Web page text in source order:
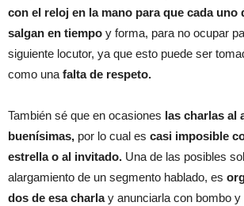
con el reloj en la mano para que cada uno
salgan en tiempo y forma, para no ocupar
siguiente locutor, ya que esto puede ser
como una falta de respeto.
También sé que en ocasiones las charlas al
buenísimas, por lo cual es casi imposible
estrella o al invitado. Una de las posibles
alargamiento de un segmento hablado, es
dos de esa charlay anunciarla con bombo y